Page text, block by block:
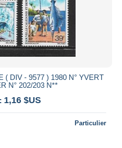
( DIV - 9577 ) 1980 N° YVERT
N° 202/203 N**
1,16 $US
Particulier